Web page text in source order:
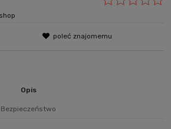
poleć znajomemu
Opis
Bezpieczeństwo